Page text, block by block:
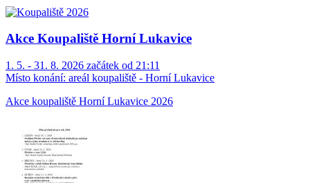
Akce Koupaliště Horní Lukavice
1. 5. - 31. 8. 2026 začátek od 21:11
Místo konání: areál koupaliště - Horní Lukavice
Akce koupaliště Horní Lukavice 2026